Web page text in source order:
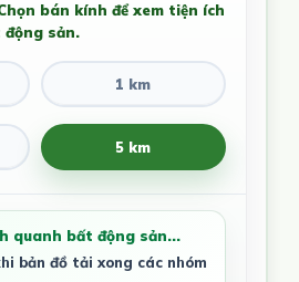
bán kính để xem tiện ích
sản.
1 km
5 km
quanh bất động sản...
bản đồ tải xong các nhóm